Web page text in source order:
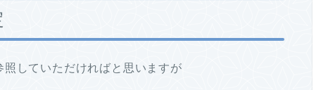
していただければと思いますが